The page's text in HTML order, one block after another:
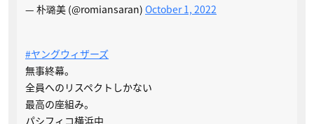
— 朴璐美 (@romiansaran) October 1, 2022
#ヤングウィザーズ
無事終幕。
全員へのリスペクトしかない
最高の座組み。
パシフィコ横浜中